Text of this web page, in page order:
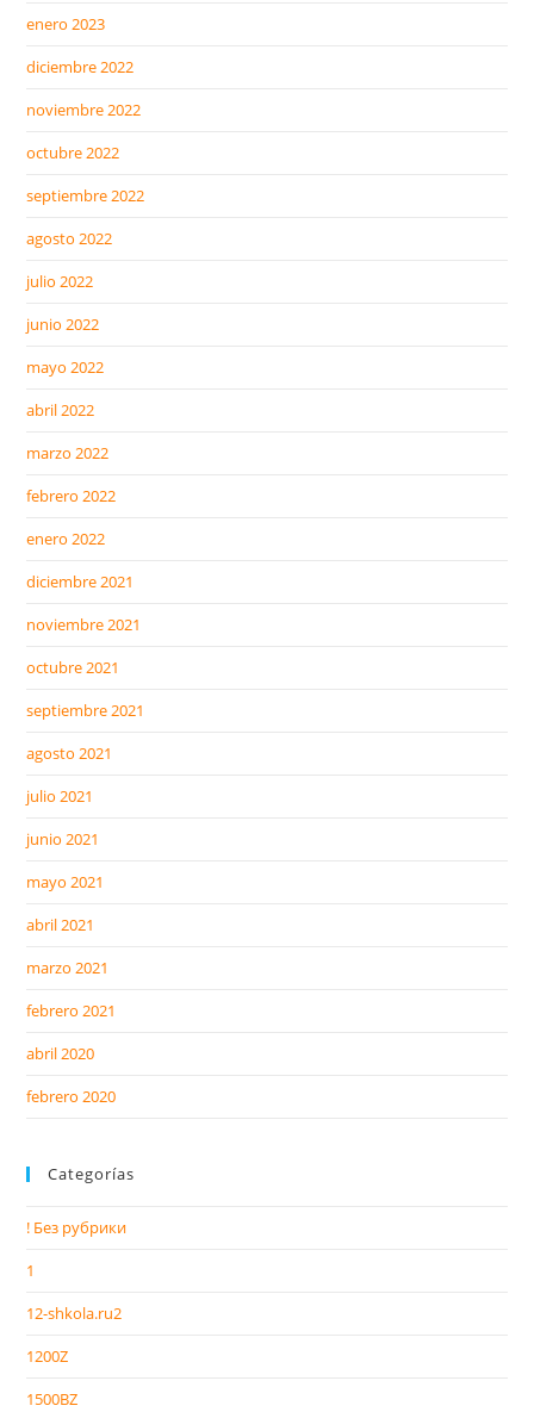
enero 2023
diciembre 2022
noviembre 2022
octubre 2022
septiembre 2022
agosto 2022
julio 2022
junio 2022
mayo 2022
abril 2022
marzo 2022
febrero 2022
enero 2022
diciembre 2021
noviembre 2021
octubre 2021
septiembre 2021
agosto 2021
julio 2021
junio 2021
mayo 2021
abril 2021
marzo 2021
febrero 2021
abril 2020
febrero 2020
Categorías
! Без рубрики
1
12-shkola.ru2
1200Z
1500BZ